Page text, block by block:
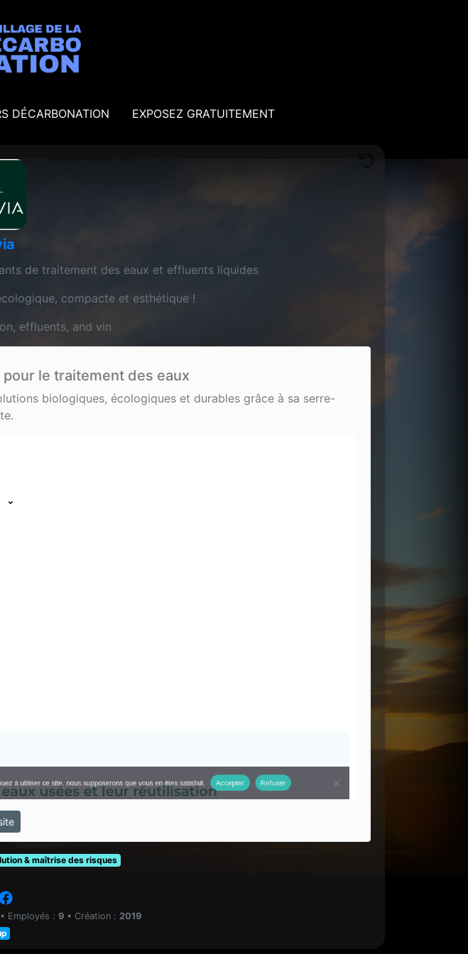
DÉCARBONATION EXPOSEZ GRATUITEMENT
de traitement des eaux et effluents liquides
compacte et esthétique !
effluents, and vin
le traitement des eaux
biologiques, écologiques et durables grâce à sa serre-
& maîtrise des risques
• Employés : 9 • Création : 2019